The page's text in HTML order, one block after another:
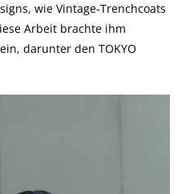
wie Vintage-Trenchcoats
Arbeit brachte ihm
darunter den TOKYO